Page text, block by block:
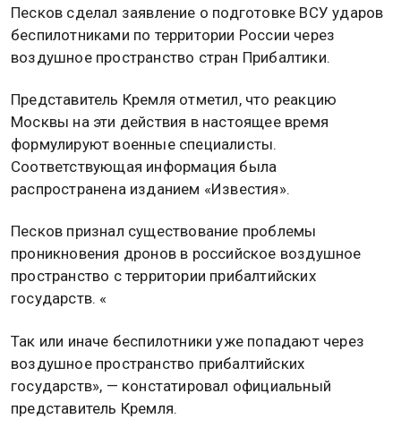
Песков сделал заявление о подготовке ВСУ ударов
беспилотниками по территории России через
воздушное пространство стран Прибалтики.
Представитель Кремля отметил, что реакцию
Москвы на эти действия в настоящее время
формулируют военные специалисты.
Соответствующая информация была
распространена изданием «Известия».
Песков признал существование проблемы
проникновения дронов в российское воздушное
пространство с территории прибалтийских
государств. «
Так или иначе беспилотники уже попадают через
воздушное пространство прибалтийских
государств», — констатировал официальный
представитель Кремля.